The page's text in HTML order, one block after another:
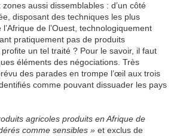
aussi dissemblables : d’un côté
disposant des techniques les plus
l’Afrique de l’Ouest, technologiquement
pratiquement pas de produits
un tel traité ? Pour le savoir, il faut
éléments des négociations. Très
des parades en trompe l’œil aux trois
comme pouvant dissuader les pays
agricoles produits en Afrique de
comme sensibles » et exclus de